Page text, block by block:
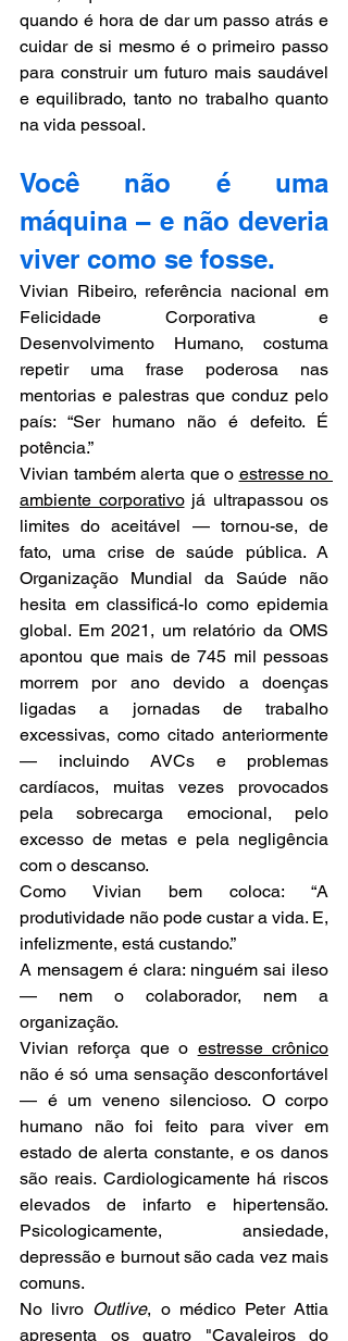
quando é hora de dar um passo atrás e
cuidar de si mesmo é o primeiro passo
para construir um futuro mais saudável
e equilibrado, tanto no trabalho quanto
na vida pessoal.
Você não é uma
máquina – e não deveria
viver como se fosse.
Vivian Ribeiro, referência nacional em
Felicidade Corporativa e
Desenvolvimento Humano, costuma
repetir uma frase poderosa nas
mentorias e palestras que conduz pelo
país: “Ser humano não é defeito. É
potência.”
Vivian também alerta que o estresse no
ambiente corporativo já ultrapassou os
limites do aceitável — tornou-se, de
fato, uma crise de saúde pública. A
Organização Mundial da Saúde não
hesita em classificá-lo como epidemia
global. Em 2021, um relatório da OMS
apontou que mais de 745 mil pessoas
morrem por ano devido a doenças
ligadas a jornadas de trabalho
excessivas, como citado anteriormente
— incluindo AVCs e problemas
cardíacos, muitas vezes provocados
pela sobrecarga emocional, pelo
excesso de metas e pela negligência
com o descanso.
Como Vivian bem coloca: “A
produtividade não pode custar a vida. E,
infelizmente, está custando.”
A mensagem é clara: ninguém sai ileso
— nem o colaborador, nem a
organização.
Vivian reforça que o estresse crônico
não é só uma sensação desconfortável
— é um veneno silencioso. O corpo
humano não foi feito para viver em
estado de alerta constante, e os danos
são reais. Cardiologicamente há riscos
elevados de infarto e hipertensão.
Psicologicamente, ansiedade,
depressão e burnout são cada vez mais
comuns.
No livro Outlive, o médico Peter Attia
apresenta os quatro "Cavaleiros do